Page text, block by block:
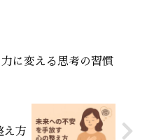
に変える思考の習慣
え方